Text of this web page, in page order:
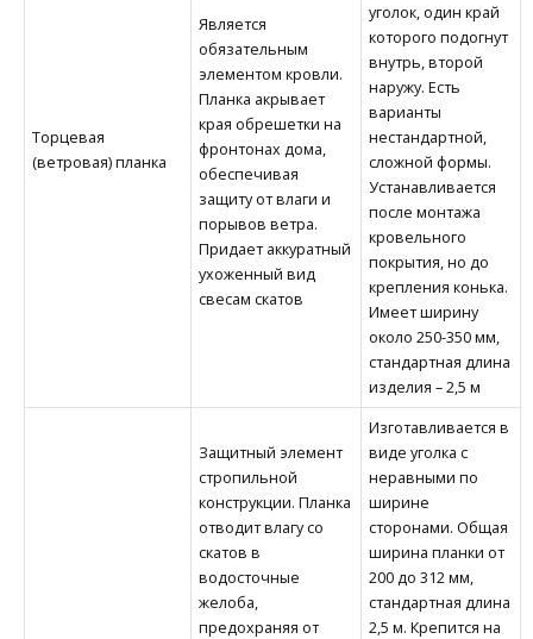
Торцевая
(ветровая) планка
Является
обязательным
элементом кровли.
Планка акрывает
края обрешетки на
фронтонах дома,
обеспечивая
защиту от влаги и
порывов ветра.
Придает аккуратный
ухоженный вид
свесам скатов
уголок, один край
которого подогнут
внутрь, второй
наружу. Есть
варианты
нестандартной,
сложной формы.
Устанавливается
после монтажа
кровельного
покрытия, но до
крепления конька.
Имеет ширину
около 250-350 мм,
стандартная длина
изделия – 2,5 м
Защитный элемент
стропильной
конструкции. Планка
отводит влагу со
скатов в
водосточные
желоба,
предохраняя от
Изготавливается в
виде уголка с
неравными по
ширине
сторонами. Общая
ширина планки от
200 до 312 мм,
стандартная длина
2,5 м. Крепится на